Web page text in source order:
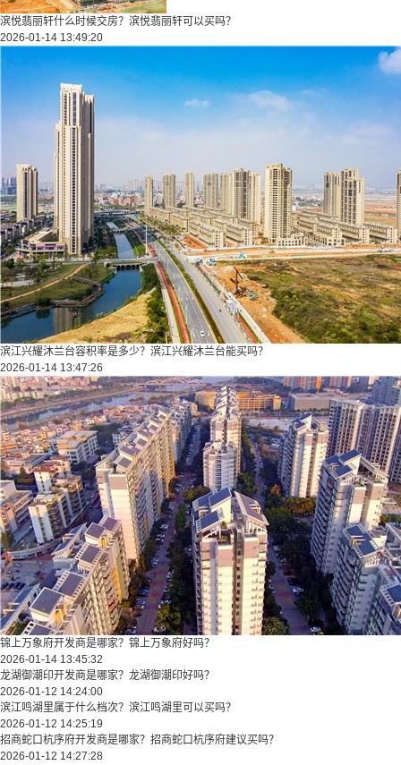
滨悦翡丽轩什么时候交房？滨悦翡丽轩可以买吗？
2026-01-14 13:49:20
滨江兴耀沐兰台容积率是多少？滨江兴耀沐兰台能买吗？
2026-01-14 13:47:26
锦上万象府开发商是哪家？锦上万象府好吗？
2026-01-14 13:45:32
龙湖御潮印开发商是哪家？龙湖御潮印好吗？
2026-01-12 14:24:00
滨江鸣湖里属于什么档次？滨江鸣湖里可以买吗？
2026-01-12 14:25:19
招商蛇口杭序府开发商是哪家？招商蛇口杭序府建议买吗？
2026-01-12 14:27:28